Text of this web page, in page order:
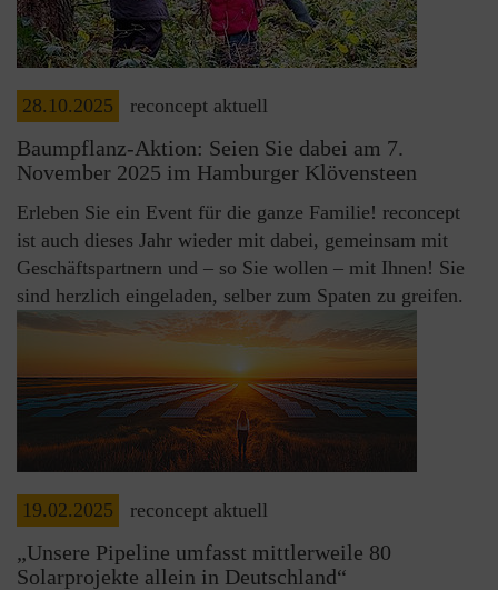
28.10.2025 reconcept aktuell
Baumpflanz-Aktion: Seien Sie dabei am 7.
November 2025 im Hamburger Klövensteen
Erleben Sie ein Event für die ganze Familie! reconcept
ist auch dieses Jahr wieder mit dabei, gemeinsam mit
Geschäftspartnern und – so Sie wollen – mit Ihnen! Sie
sind herzlich eingeladen, selber zum Spaten zu greifen.
19.02.2025 reconcept aktuell
„Unsere Pipeline umfasst mittlerweile 80
Solarprojekte allein in Deutschland“